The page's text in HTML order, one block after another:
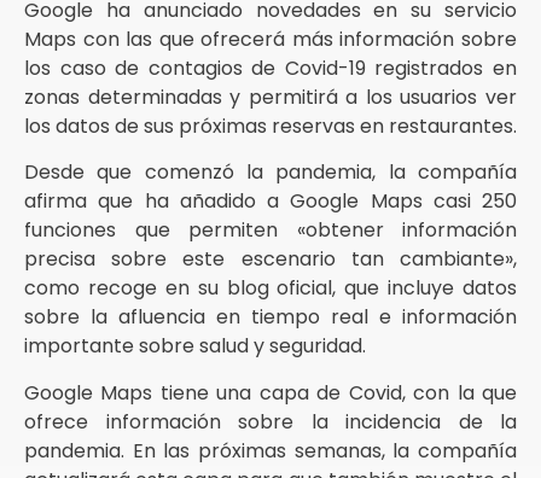
Google ha anunciado novedades en su servicio
Maps con las que ofrecerá más información sobre
los caso de contagios de Covid-19 registrados en
zonas determinadas y permitirá a los usuarios ver
los datos de sus próximas reservas en restaurantes.
Desde que comenzó la pandemia, la compañía
afirma que ha añadido a Google Maps casi 250
funciones que permiten «obtener información
precisa sobre este escenario tan cambiante»,
como recoge en su blog oficial, que incluye datos
sobre la afluencia en tiempo real e información
importante sobre salud y seguridad.
Google Maps tiene una capa de Covid, con la que
ofrece información sobre la incidencia de la
pandemia. En las próximas semanas, la compañía